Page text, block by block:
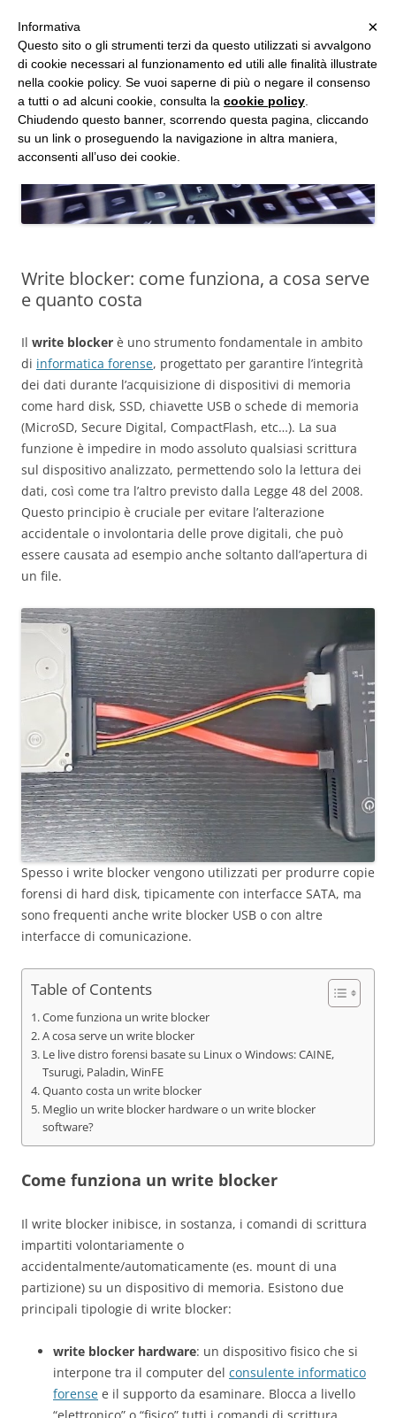
Vai
al
contenuto
Studio d'Informatica Forense
Perizie Informatiche Forensi, CTP e CTU in Processi Civili e Penali
Write blocker: come funziona, a cosa serve
e quanto costa
Il write blocker è uno strumento fondamentale in ambito
di informatica forense, progettato per garantire l’integrità
dei dati durante l’acquisizione di dispositivi di memoria
come hard disk, SSD, chiavette USB o schede di memoria
(MicroSD, Secure Digital, CompactFlash, etc…). La sua
funzione è impedire in modo assoluto qualsiasi scrittura
sul dispositivo analizzato, permettendo solo la lettura dei
dati, così come tra l’altro previsto dalla Legge 48 del 2008.
Questo principio è cruciale per evitare l’alterazione
accidentale o involontaria delle prove digitali, che può
essere causata ad esempio anche soltanto dall’apertura di
un file.
Spesso i write blocker vengono utilizzati per produrre copie
forensi di hard disk, tipicamente con interfacce SATA, ma
sono frequenti anche write blocker USB o con altre
interfacce di comunicazione.
Table of Contents
Come funziona un write blocker
A cosa serve un write blocker
Le live distro forensi basate su Linux o Windows: CAINE,
Tsurugi, Paladin, WinFE
Quanto costa un write blocker
Meglio un write blocker hardware o un write blocker
software?
Come funziona un write blocker
Il write blocker inibisce, in sostanza, i comandi di scrittura
impartiti volontariamente o
accidentalmente/automaticamente (es. mount di una
partizione) su un dispositivo di memoria. Esistono due
principali tipologie di write blocker:
write blocker hardware: un dispositivo fisico che si
interpone tra il computer del consulente informatico
forense e il supporto da esaminare. Blocca a livello
MENU ×
Informativa
Questo sito o gli strumenti terzi da questo utilizzati si avvalgono
di cookie necessari al funzionamento ed utili alle finalità illustrate
nella cookie policy. Se vuoi saperne di più o negare il consenso
a tutti o ad alcuni cookie, consulta la cookie policy
Chiudendo questo banner, scorrendo questa pagina, cliccando
su un link o proseguendo la navigazione in altra maniera,
acconsenti all’uso dei cookie.